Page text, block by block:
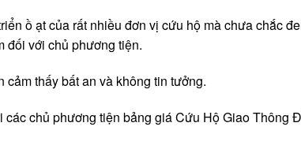
ồ ạt của rất nhiều đơn vị cứu hộ mà chưa chắc
đối với chủ phương tiện.
thấy bất an và không tin tưởng.
chủ phương tiện bảng giá Cứu Hộ Giao Thông